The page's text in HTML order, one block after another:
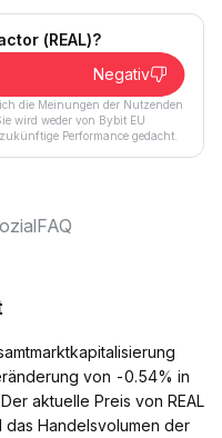
(REAL)?
Negativ
die Meinungen der Nutzenden
wird weder von Bybit EU
Performance gedacht.
FAQ
von -0.54% in
aktuelle Preis von REAL
Handelsvolumen der